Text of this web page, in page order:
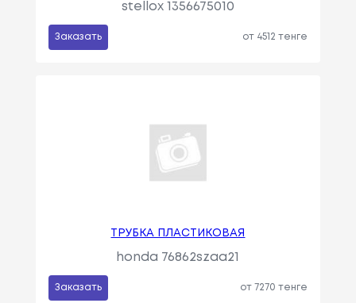
stellox 1356675010
Заказать от 4512 тенге
ТРУБКА ПЛАСТИКОВАЯ
honda 76862szaa21
Заказать от 7270 тенге